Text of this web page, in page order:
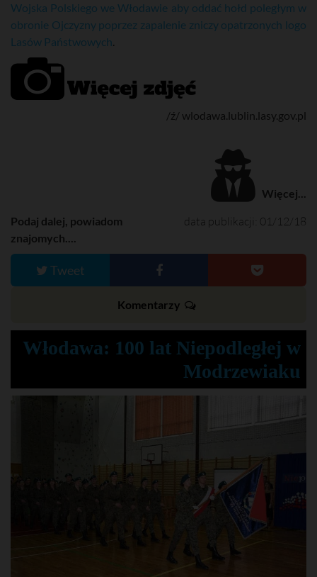
Wojska Polskiego we Włodawie aby oddać hołd poległym w
obronie Ojczyzny poprzez zapalenie zniczy opatrzonych logo
Lasów Państwowych.
/ź/ wlodawa.lublin.lasy.gov.pl
Więcej...
data publikacji: 01/12/18
Podaj dalej, powiadom
znajomych....
Tweet
Komentarzy
Włodawa: 100 lat Niepodległej w
Modrzewiaku